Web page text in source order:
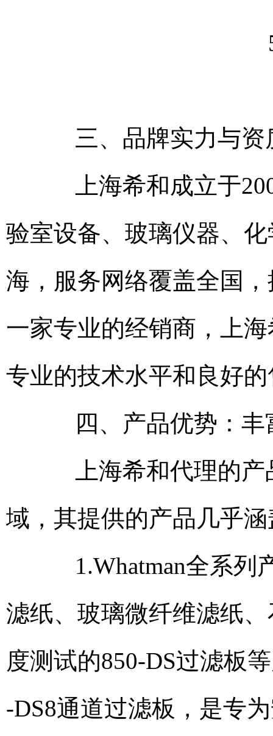
三、品牌实力与资
上海希和成立于
验室设备、玻璃仪器、
海，服务网络覆盖全国
一家专业的经销商，上
专业的技术水平和良好
四、产品优势：丰
上海希和代理的产
域，其提供的产品几乎
1.Whatman全系列产
滤纸、玻璃微纤维滤纸
度测试的850-DS过滤板
-DS8通道过滤板，是专